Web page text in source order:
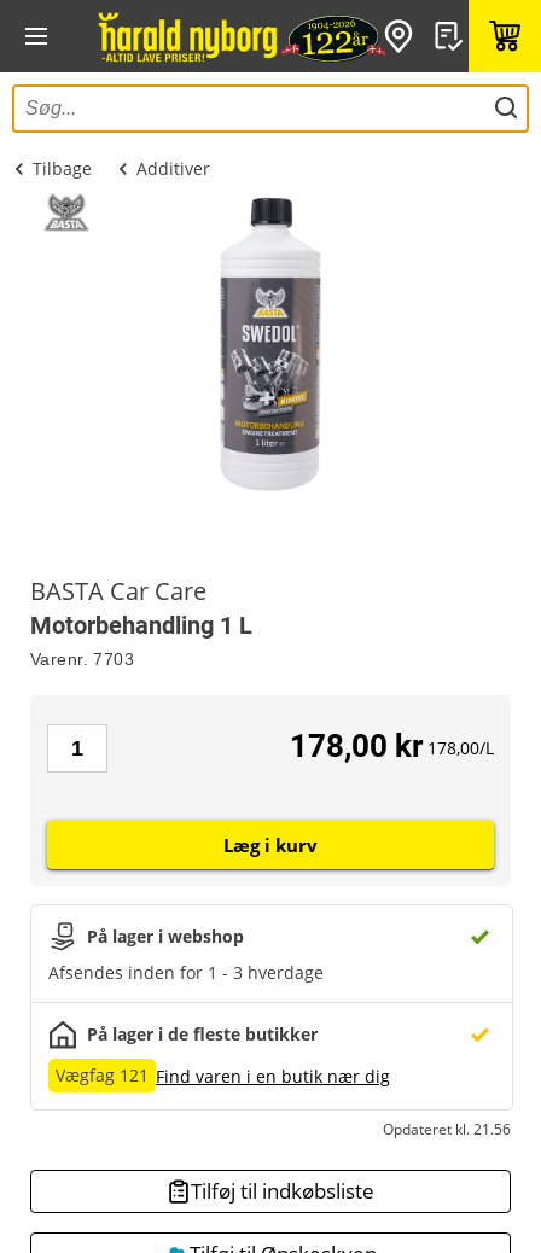
Tilbage Additiver
BASTA Car Care
Motorbehandling 1 L
Varenr. 7703
På lager i webshop
Afsendes inden for 1 - 3 hverdage
På lager i de fleste butikker
Vægfag 121 Find varen i en butik nær dig
Opdateret kl. 21.56
178,00 kr 178,00/L
Læg i kurv
Tilføj til indkøbsliste